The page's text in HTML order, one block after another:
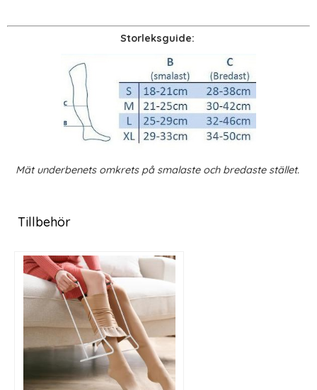
Storleksguide:
Mät underbenets omkrets på smalaste och bredaste stället.
Tillbehör